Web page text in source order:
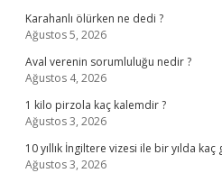
Karahanlı ölürken ne dedi ?
Ağustos 5, 2026
Aval verenin sorumluluğu nedir ?
Ağustos 4, 2026
1 kilo pirzola kaç kalemdir ?
Ağustos 3, 2026
10 yıllık İngiltere vizesi ile bir yılda kaç
Ağustos 3, 2026